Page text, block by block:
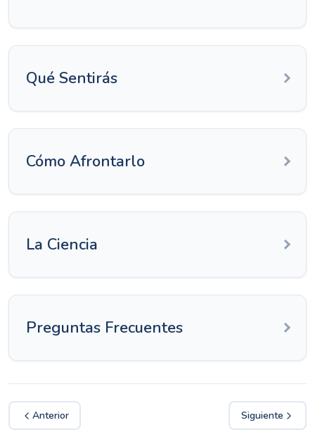
Qué Sentirás
Cómo Afrontarlo
La Ciencia
Preguntas Frecuentes
Anterior Siguiente